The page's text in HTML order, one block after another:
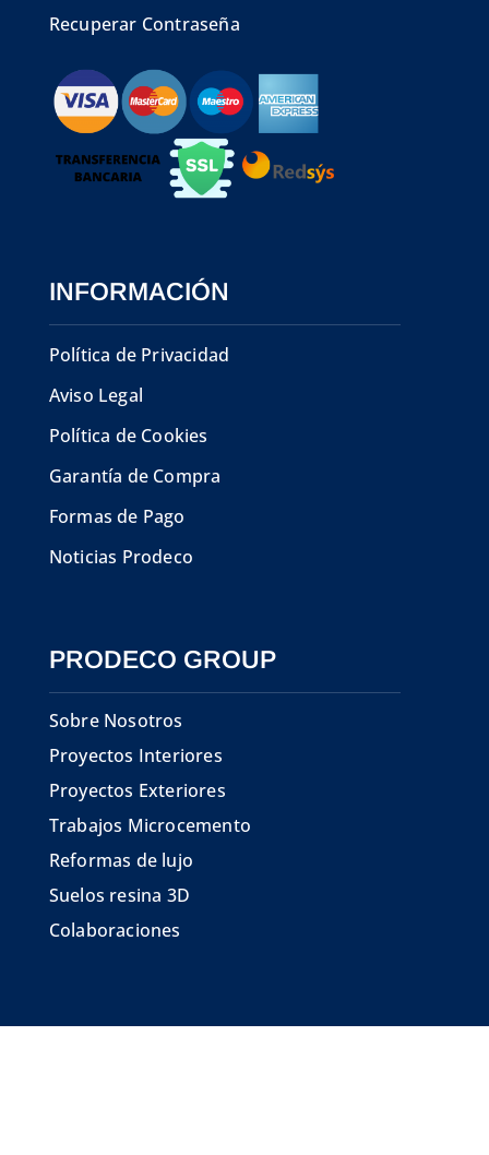
Recuperar Contraseña
INFORMACIÓN
Política de Privacidad
Aviso Legal
Política de Cookies
Garantía de Compra
Formas de Pago
Noticias Prodeco
PRODECO GROUP
Sobre Nosotros
Proyectos Interiores
Proyectos Exteriores
Trabajos Microcemento
Reformas de lujo
Suelos resina 3D
Colaboraciones